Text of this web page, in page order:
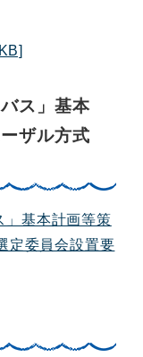
ス」基本
ザル方式
」基本計画等策
定委員会設置要